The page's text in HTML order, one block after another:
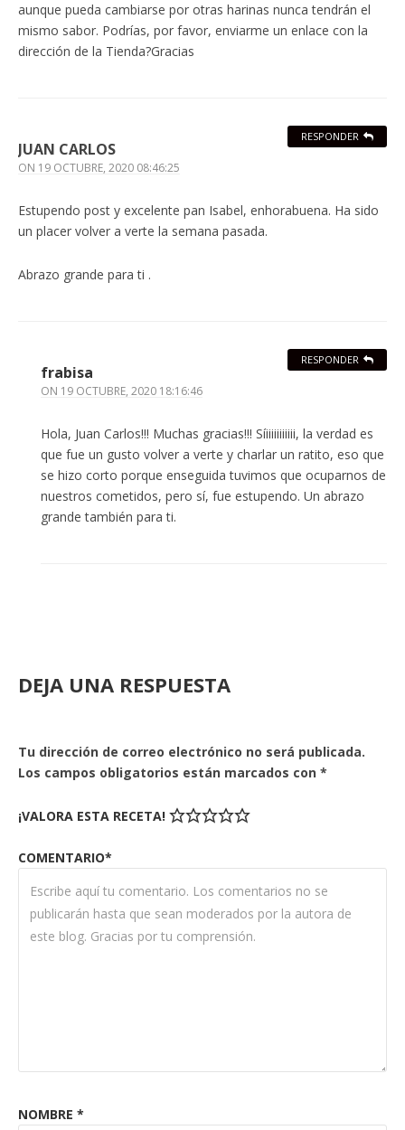
aunque pueda cambiarse por otras harinas nunca tendrán el
mismo sabor. Podrías, por favor, enviarme un enlace con la
dirección de la Tienda?Gracias
JUAN CARLOS
ON 19 OCTUBRE, 2020 08:46:25
Estupendo post y excelente pan Isabel, enhorabuena. Ha sido
un placer volver a verte la semana pasada.
Abrazo grande para ti .
RESPONDER
frabisa
ON 19 OCTUBRE, 2020 18:16:46
Hola, Juan Carlos!!! Muchas gracias!!! Síiiiiiiiiiii, la verdad es
que fue un gusto volver a verte y charlar un ratito, eso que
se hizo corto porque enseguida tuvimos que ocuparnos de
nuestros cometidos, pero sí, fue estupendo. Un abrazo
grande también para ti.
RESPONDER
DEJA UNA RESPUESTA
Tu dirección de correo electrónico no será publicada.
Los campos obligatorios están marcados con *
¡VALORA ESTA RECETA!
COMENTARIO*
NOMBRE *